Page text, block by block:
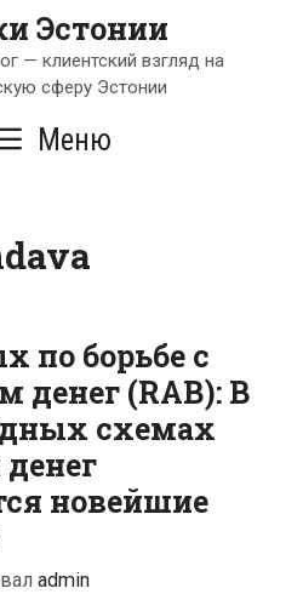
Эстонии
— клиентский взгляд на
сферу Эстонии
Меню
по борьбе с
денег (RAB): В
схемах
новейшие
admin